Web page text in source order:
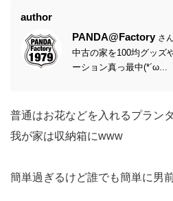
author
PANDA@Factory さん
中古の家を100均グッズ
ーション真っ最中(*´ω...
普通はお花などを入れるプラン
我が家は収納箱にwww
簡単過ぎるけど誰でも簡単に男